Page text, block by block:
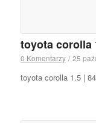
toyota corolla
0 Komentarzy / 25
toyota corolla 1.5 |